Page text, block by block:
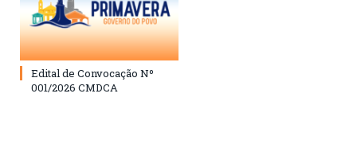
Edital de Convocação Nº
001/2026 CMDCA